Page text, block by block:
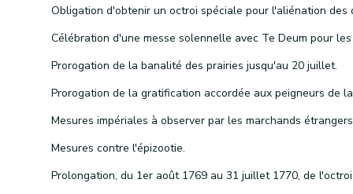
Prorogation de la banalité des prairies jusqu'au 20 juillet.
Mesures contre l'épizootie.